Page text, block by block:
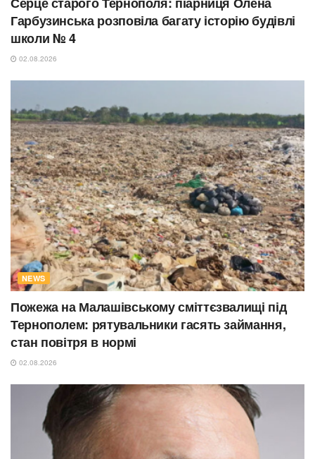
Гарбузинська розповіла багату історію будівлі
школи № 4
02.08.2026
NEWS
Пожежа на Малашівському сміттєзвалищі під
Тернополем: рятувальники гасять займання,
стан повітря в нормі
02.08.2026